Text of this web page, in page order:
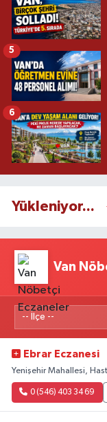
5
6
Yükleniyor...
Van
Ebrar Eczanesi
Yenişehir Mahallesi,
0 (546) 403 34 69